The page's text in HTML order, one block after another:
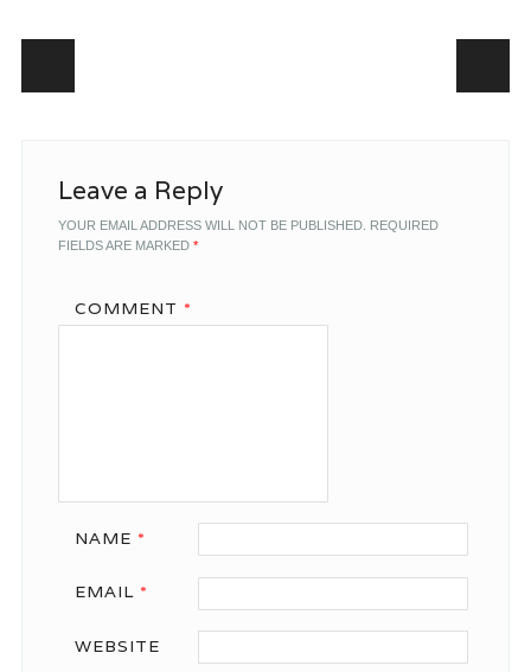
Leave a Reply
YOUR EMAIL ADDRESS WILL NOT BE PUBLISHED. REQUIRED
FIELDS ARE MARKED *
COMMENT *
NAME *
EMAIL *
WEBSITE